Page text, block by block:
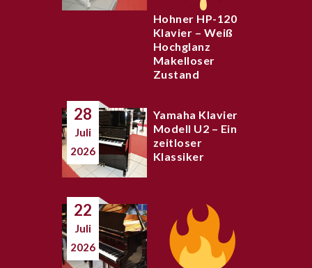
Hohner HP-120
Klavier – Weiß
Hochglanz
Makelloser
Zustand
28
Juli
2026
Yamaha Klavier
Modell U2 – Ein
zeitloser
Klassiker
22
Juli
2026